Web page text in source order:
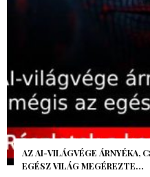
AZ AI-VILÁGVÉGE ÁRNYÉKA,
EGÉSZ VILÁG MEGÉREZTE…